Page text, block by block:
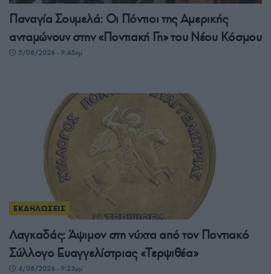
Παναγία Σουμελά: Οι Πόντιοι της Αμερικής
ανταμώνουν στην «Ποντιακή Γη» του Νέου Κόσμου
5/08/2026 - 9:45πμ
ΕΚΔΗΛΩΣΕΙΣ
Λαγκαδάς: Άψιμον στη νύχτα από τον Ποντιακό
Σύλλογο Ευαγγελίστριας «Τερψιθέα»
4/08/2026 - 9:23μμ